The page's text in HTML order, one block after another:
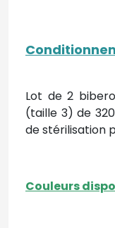
Lot de 2
(taille 3) de
de stérilisation
Couleurs